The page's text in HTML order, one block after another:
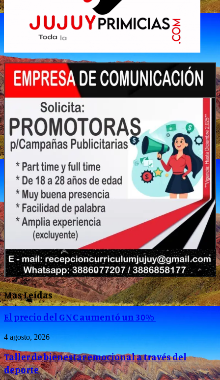
Mas Leídas
El precio del GNC aumentó un 30%
4 agosto, 2026
Taller de bienestar emocional a través del
deporte